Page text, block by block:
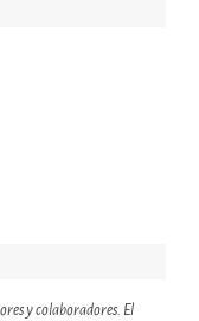
y colaboradores. El